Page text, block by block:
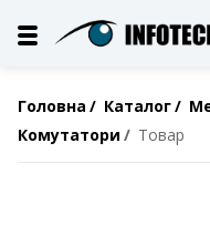
Головна Каталог
Комутатори
Товар